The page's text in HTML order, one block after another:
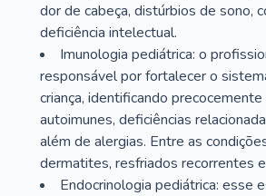
dor de cabeça, distúrbios de sono,
deficiência intelectual.
Imunologia pediátrica: o
responsável por fortalecer o
criança, identificando
autoimunes, deficiências
além de alergias. Entre as
dermatites, resfriados recorrentes
Endocrinologia pediátrica: esse